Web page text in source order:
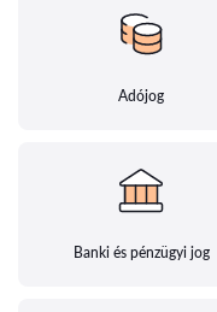
Adójog
Banki és pénzügyi jog